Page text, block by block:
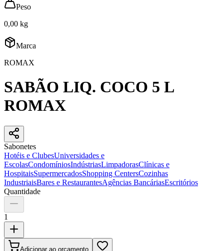
Peso
0,00 kg
Marca
ROMAX
SABÃO LIQ. COCO 5 L
ROMAX
Sabonetes
Hotéis e ClubesUniversidades e
EscolasCondomíniosIndústriasLimpadorasClínicas e
HospitaisSupermercadosShopping CentersCozinhas
IndustriaisBares e RestaurantesAgências BancáriasEscritórios
Quantidade
1
Adicionar ao orçamento